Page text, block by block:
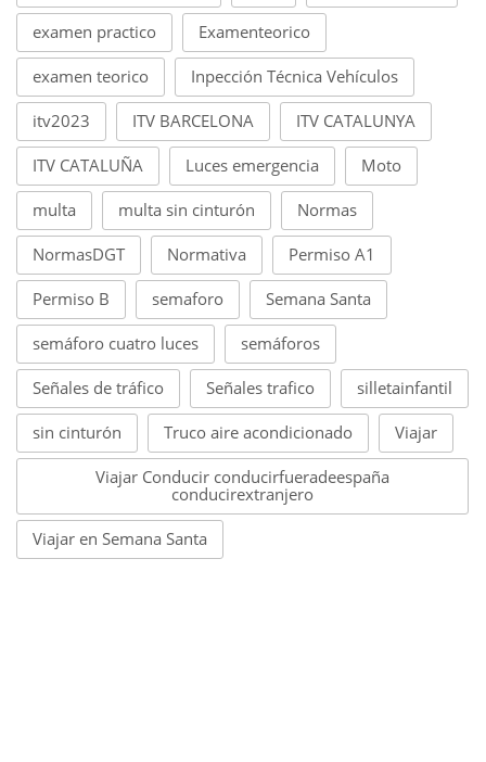
examen practico Examenteorico
examen teorico Inpección Técnica Vehículos
itv2023 ITV BARCELONA ITV CATALUNYA
ITV CATALUÑA Luces emergencia Moto
multa multa sin cinturón Normas
NormasDGT Normativa Permiso A1
Permiso B semaforo Semana Santa
semáforo cuatro luces semáforos
Señales de tráfico Señales trafico silletainfantil
sin cinturón Truco aire acondicionado Viajar
Viajar Conducir conducirfueradeespaña
conducirextranjero
Viajar en Semana Santa